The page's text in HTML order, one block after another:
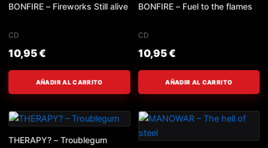
BONFIRE – Fireworks Still alive
CD
10,95€
AÑADIR AL CARRITO
BONFIRE – Fuel to the flames
CD
10,95€
AÑADIR AL CARRITO
THERAPY? – Troublegum